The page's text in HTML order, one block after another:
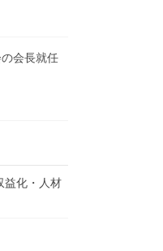
会長就任
益化・人材